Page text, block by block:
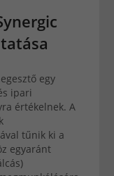
egy
ipari
értékelnek. A
tűnik ki a
egyaránt